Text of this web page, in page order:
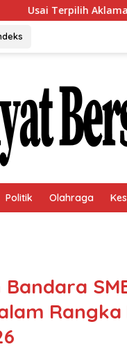
Aklamasi, Andie
Politik Olahraga